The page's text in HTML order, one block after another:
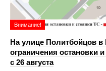
Внимание!
На улице Политбойцов
ограничения остановки
с 26 августа